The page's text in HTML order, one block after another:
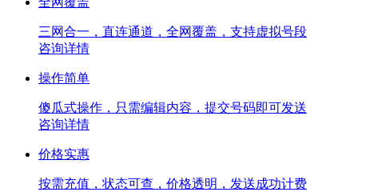
三网合一，直连通道，全网覆盖，支持虚拟号段
咨询详情
操作简单
傻瓜式操作，只需编辑内容，提交号码即可发送
咨询详情
价格实惠
按需充值，状态可查，价格透明，发送成功计费